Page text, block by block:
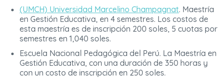
(UMCH) Universidad Marcelino Champagnat. Maestría
en Gestión Educativa, en 4 semestres. Los costos de
esta maestría es de inscripción 200 soles, 5 cuotas por
semestres en 1,040 soles.
Escuela Nacional Pedagógica del Perú. La Maestría en
Gestión Educativa, con una duración de 350 horas y
con un costo de inscripción en 250 soles.